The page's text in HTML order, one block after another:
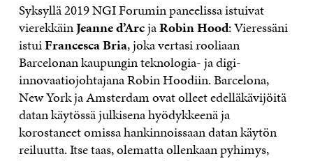
Syksyllä 2019 NGI Forumin paneelissa istuivat
vierekkäinJeanne d’ArcjaRobin Hood: Vieressäni
istuiFrancesca Bria, joka vertasi rooliaan
Barcelonan kaupungin teknologia- ja digi-
innovaatiojohtajana Robin Hoodiin. Barcelona,
New York ja Amsterdam ovat olleet edelläkävijöitä
datan käytössä julkisena hyödykkeenä ja
korostaneet omissa hankinnoissaan datan käytön
reiluutta. Itse taas, olematta ollenkaan pyhimys,